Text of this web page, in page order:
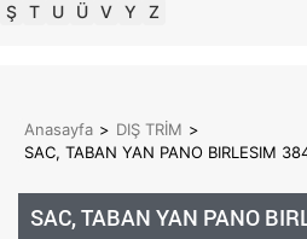
Ş T U Ü V Y Z
Anasayfa > DIŞ TRİM >
SAC, TABAN YAN PANO BIRLESIM
SAC, TABAN YAN PANO